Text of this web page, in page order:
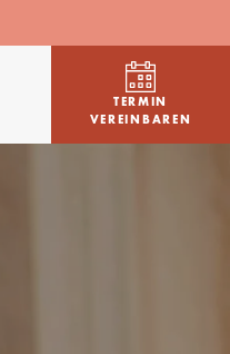
TERMIN
VEREINBAREN